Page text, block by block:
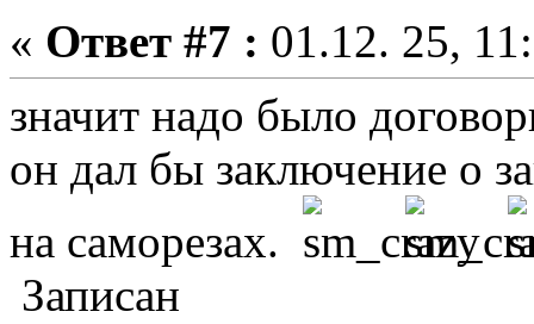
« Ответ #7 : 01.12. 25,
значит надо было
он дал бы заключение о
на саморезах.
Записан